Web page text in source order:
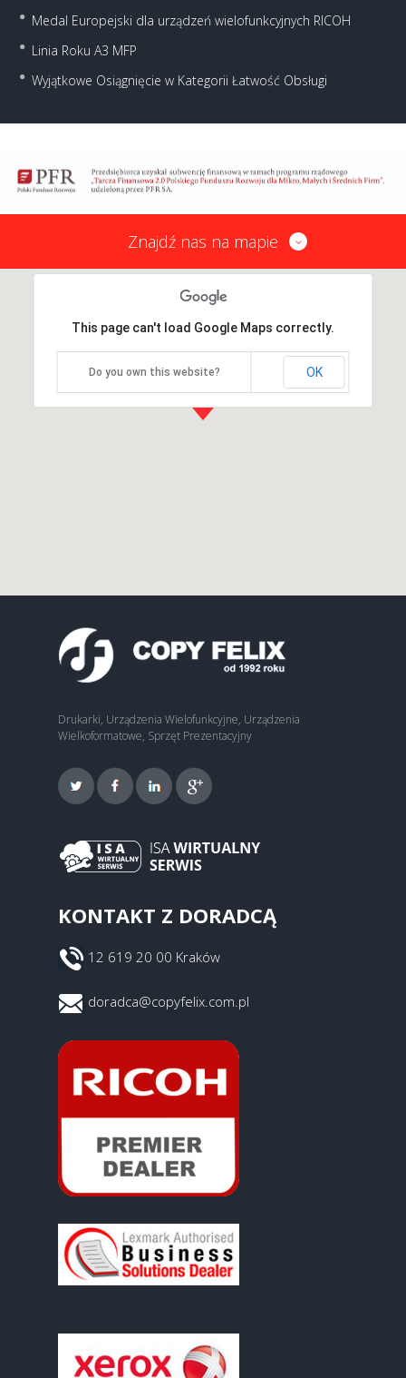
Medal Europejski dla urządzeń wielofunkcyjnych RICOH
Linia Roku A3 MFP
Wyjątkowe Osiągnięcie w Kategorii Łatwość Obsługi
Znajdź nas na mapie
This page can't load Google Maps correctly.
Do you own this website? OK
Drukarki, Urządzenia Wielofunkcyjne, Urządzenia
Wielkoformatowe, Sprzęt Prezentacyjny
KONTAKT Z DORADCĄ
12 619 20 00 Kraków
doradca@copyfelix.com.pl